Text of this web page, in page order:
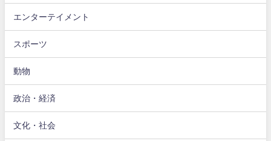
エンターテイメント
スポーツ
動物
政治・経済
文化・社会